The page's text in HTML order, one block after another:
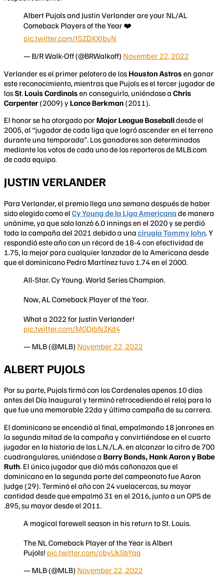
Albert Pujols and Justin Verlander are your NL/AL
Comeback Players of the Year ❤️
pic.twitter.com/fSZDXXtbvN
— B/R Walk-Off (@BRWalkoff) November 22, 2022
Verlander es el primer pelotero de los Houston Astrosen ganar
este reconocimiento, mientras que Pujols es el tercer jugador de
losSt. Louis Cardinalsen conseguirlo, uniéndose a Chris
Carpenter (2009) y Lance Berkman (2011).
El honor se ha otorgado por Major League Baseballdesde el
2005, al “jugador de cada liga que logró ascender en el terreno
durante una temporada”. Los ganadores son determinados
mediante los votos de cada uno de los reporteros de MLB.com
de cada equipo.
JUSTIN VERLANDER
Para Verlander, el premio llega una semana después de haber
sido elegido como el Cy Young de la Liga Americanade manera
unánime, ya que solo lanzó 6.0 innings en el 2020 y se perdió
toda la campaña del 2021 debido a una cirugía Tommy John. Y
respondió este año con un récord de 18-4 con efectividad de
1.75, la mejor para cualquier lanzador de la Americana desde
que el dominicano Pedro Martínez tuvo 1.74 en el 2000.
All-Star. Cy Young. World Series Champion.
Now, AL Comeback Player of the Year.
What a 2022 for Justin Verlander!
pic.twitter.com/M0DibN3Kd4
— MLB (@MLB) November 22, 2022
ALBERT PUJOLS
Por su parte, Pujols firmó con los Cardenales apenas 10 días
antes del Día Inaugural y terminó retrocediendo el reloj para lo
que fue una memorable 22da y última campaña de su carrera.
El dominicano se encendió al final, empalmando 18 jonrones en
la segunda mitad de la campaña y convirtiéndose en el cuarto
jugador en la historia de las L.N./L.A. en alcanzar la cifra de 700
cuadrangulares, uniéndose a Barry Bonds, Hank Aaron y Babe
Ruth. El único jugador que dió más cañonazos que el
dominicano en la segunda parte del campeonato fue Aaron
Judge (29). Terminó el año con 24 vuelacercas, su mayor
cantidad desde que empalmó 31 en el 2016, junto a un OPS de
.895, su mayor desde el 2011.
A magical farewell season in his return to St. Louis.
The NL Comeback Player of the Year is Albert
Pujols! pic.twitter.com/cbyUkSbYqq
— MLB (@MLB) November 22, 2022